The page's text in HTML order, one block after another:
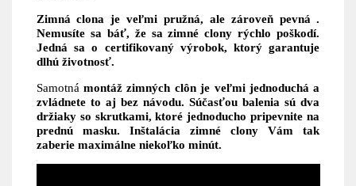
Zimná clona je veľmi pružná, ale zároveň pevná .
Nemusíte sa báť, že sa zimné clony rýchlo poškodí.
Jedná sa o certifikovaný výrobok, ktorý garantuje
dlhú životnosť.
Samotná montáž zimných clôn je veľmi jednoduchá a
zvládnete to aj bez návodu. Súčasťou balenia sú dva
držiaky so skrutkami, ktoré jednoducho pripevnite na
prednú masku. Inštalácia zimné clony Vám tak
zaberie maximálne niekoľko minút.